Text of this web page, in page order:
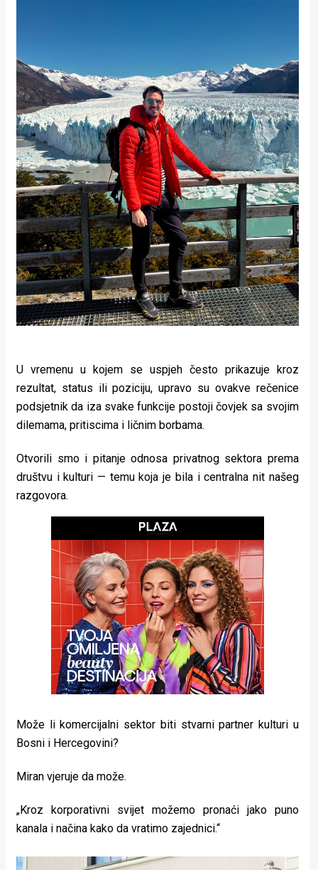
U vremenu u kojem se uspjeh često prikazuje kroz
rezultat, status ili poziciju, upravo su ovakve rečenice
podsjetnik da iza svake funkcije postoji čovjek sa svojim
dilemama, pritiscima i ličnim borbama.
Otvorili smo i pitanje odnosa privatnog sektora prema
društvu i kulturi — temu koja je bila i centralna nit našeg
razgovora.
Može li komercijalni sektor biti stvarni partner kulturi u
Bosni i Hercegovini?
Miran vjeruje da može.
„Kroz korporativni svijet možemo pronaći jako puno
kanala i načina kako da vratimo zajednici.“